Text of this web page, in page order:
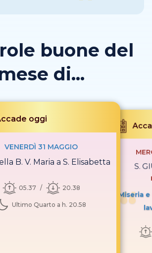
buone del
di...
oggi
VENERDÌ 31 MAGGIO
B. V. Maria a S. Elisabetta
05.37 20.38
Ultimo Quarto a h. 20.58
S.
Miseria